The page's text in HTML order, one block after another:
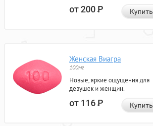
от 200Р Купить
Женская Виагра
100мг
Новые, яркие ощущения для
девушек и женщин.
от 116Р Купить